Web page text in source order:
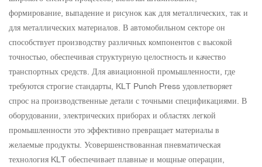
формирование, выпадение и рисунок как для металлических, так и
для металлических материалов. В автомобильном секторе он
способствует производству различных компонентов с высокой
точностью, обеспечивая структурную целостность и качество
транспортных средств. Для авиационной промышленности, где
требуются строгие стандарты, KLT Punch Press удовлетворяет
спрос на производственные детали с точными спецификациями. В
оборудовании, электрических приборах и областях легкой
промышленности это эффективно превращает материалы в
желаемые продукты. Усовершенствованная пневматическая
технология KLT обеспечивает плавные и мощные операции,